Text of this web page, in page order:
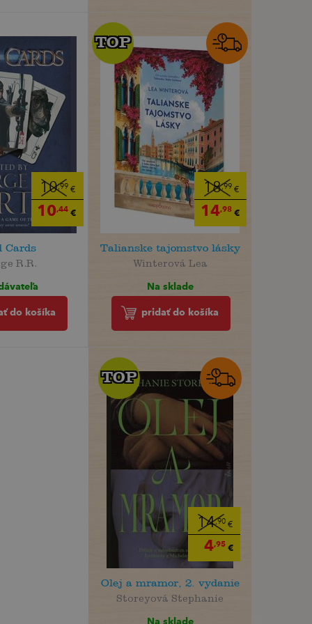
10,99 €
10,44 €
Cards
R.R.
do košíka
18,99 €
14,98€
TOP
TOP
Talianske tajomstvo lásky
Winterová Lea
Na sklade
pridať do košíka
14,90€
4,95€
TOP
TOP
Olej a mramor, 2. vydanie
Storeyová Stephanie
Na sklade